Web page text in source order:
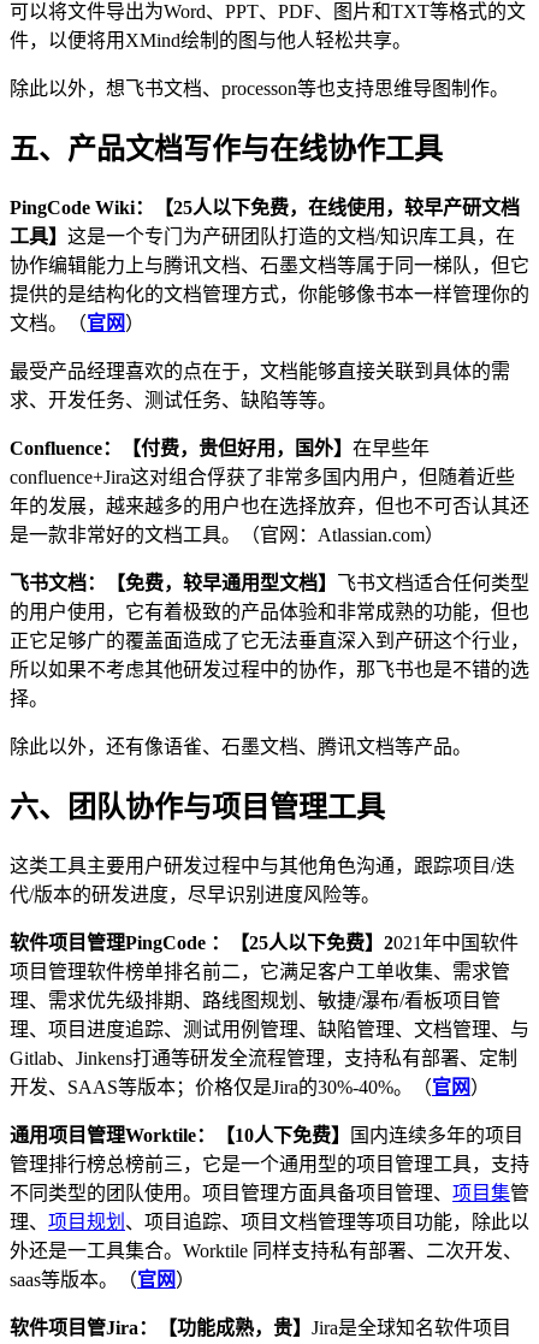
可以将文件导出为Word、PPT、PDF、图片和TXT等格式的文
件，以便将用XMind绘制的图与他人轻松共享。
除此以外，想飞书文档、processon等也支持思维导图制作。
五、产品文档写作与在线协作工具
PingCode Wiki：【25人以下免费，在线使用，较早产研文档
工具】 这是一个专门为产研团队打造的文档/知识库工具，在
协作编辑能力上与腾讯文档、石墨文档等属于同一梯队，但它
提供的是结构化的文档管理方式，你能够像书本一样管理你的
文档。（官网）
最受产品经理喜欢的点在于，文档能够直接关联到具体的需
求、开发任务、测试任务、缺陷等等。
Confluence：【付费，贵但好用，国外】 在早些年
confluence+Jira这对组合俘获了非常多国内用户，但随着近些
年的发展，越来越多的用户也在选择放弃，但也不可否认其还
是一款非常好的文档工具。（官网：Atlassian.com）
飞书文档：【免费，较早通用型文档】 飞书文档适合任何类型
的用户使用，它有着极致的产品体验和非常成熟的功能，但也
正它足够广的覆盖面造成了它无法垂直深入到产研这个行业，
所以如果不考虑其他研发过程中的协作，那飞书也是不错的选
择。
除此以外，还有像语雀、石墨文档、腾讯文档等产品。
六、团队协作与项目管理工具
这类工具主要用户研发过程中与其他角色沟通，跟踪项目/迭
代/版本的研发进度，尽早识别进度风险等。
软件项目管理PingCode ：【25人以下免费】2021年中国软件
项目管理软件榜单排名前二，它满足客户工单收集、需求管
理、需求优先级排期、路线图规划、敏捷/瀑布/看板项目管
理、项目进度追踪、测试用例管理、缺陷管理、文档管理、与
Gitlab、Jinkens打通等研发全流程管理，支持私有部署、定制
开发、SAAS等版本；价格仅是Jira的30%-40%。（官网）
通用项目管理Worktile：【10人下免费】
国内连续多年的项目
管理排行榜总榜前三，它是一个通用型的项目管理工具，支持
不同类型的团队使用。项目管理方面具备项目管理、 项目集管
理、 项目规划 、项目追踪、项目文档管理等项目功能，除此以
外还是一工具集合。Worktile 同样支持私有部署、二次开发、
saas等版本。（官网）
软件项目管Jira：【功能成熟，贵】 Jira是全球知名软件项目